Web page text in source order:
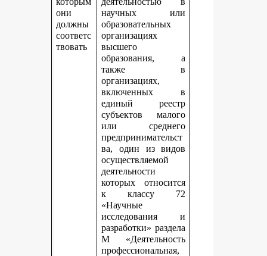
они
должны
соответс
твовать
научных или
образовательных
организациях
высшего
образования, а
также в
организациях,
включенных в
единый реестр
субъектов малого
или среднего
предпринимательст
ва, один из видов
осуществляемой
деятельности
которых относится
к классу 72
«Научные
исследования и
разработки» раздела
М «Деятельность
профессиональная,